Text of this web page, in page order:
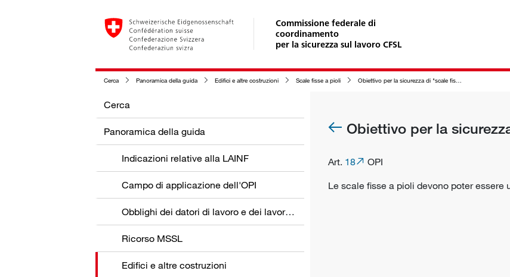
Commissione federale di
coordinamento
per la sicurezza sul lavoro CFSL
Cerca Panoramica della guida Edifici e altre costruzioni Scale fisse a pioli Obiettivo per la sicurezza di "scale fisse a pioli"
Cerca
Panoramica della guida
Indicazioni relative alla LAINF
Campo di applicazione dell'OPI
Obblighi dei datori di lavoro e dei lavoratori
Ricorso MSSL
Edifici e altre costruzioni
Obiettivo per la
Art. 18
OPI
Le scale fisse a pioli devono poter essere